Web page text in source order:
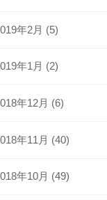
年2月 (5)
年1月 (2)
年12月 (6)
年11月 (40)
年10月 (49)